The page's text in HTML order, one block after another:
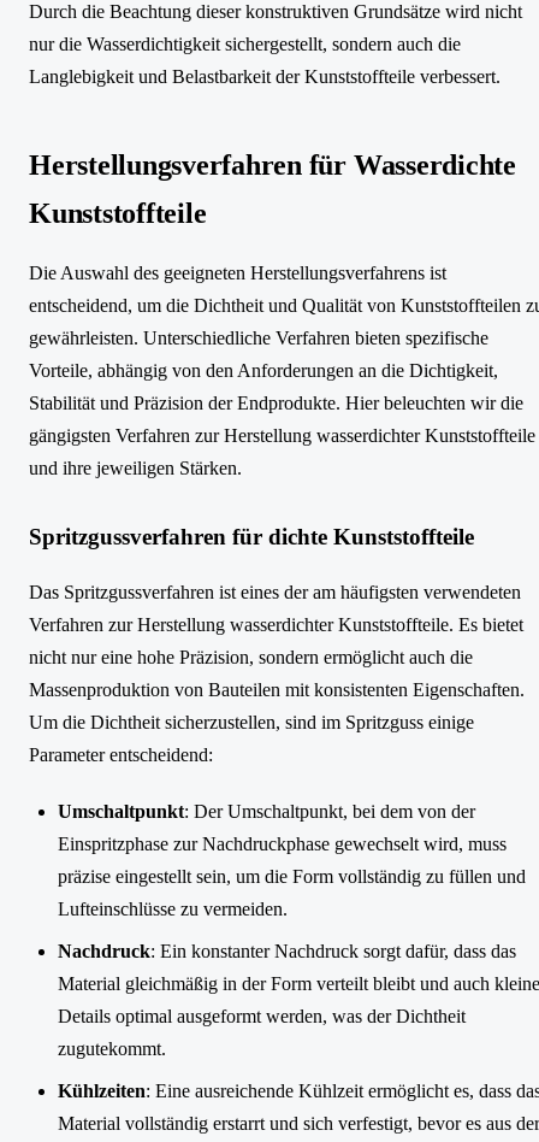
Durch die Beachtung dieser konstruktiven Grundsätze wird nicht
nur die Wasserdichtigkeit sichergestellt, sondern auch die
Langlebigkeit und Belastbarkeit der Kunststoffteile verbessert.
Herstellungsverfahren für Wasserdichte
Kunststoffteile
Die Auswahl des geeigneten Herstellungsverfahrens ist
entscheidend, um die Dichtheit und Qualität von Kunststoffteilen
gewährleisten. Unterschiedliche Verfahren bieten spezifische
Vorteile, abhängig von den Anforderungen an die Dichtigkeit,
Stabilität und Präzision der Endprodukte. Hier beleuchten wir die
gängigsten Verfahren zur Herstellung wasserdichter Kunststoffteile
und ihre jeweiligen Stärken.
Spritzgussverfahren für dichte Kunststoffteile
Das Spritzgussverfahren ist eines der am häufigsten verwendeten
Verfahren zur Herstellung wasserdichter Kunststoffteile. Es bietet
nicht nur eine hohe Präzision, sondern ermöglicht auch die
Massenproduktion von Bauteilen mit konsistenten Eigenschaften.
Um die Dichtheit sicherzustellen, sind im Spritzguss einige
Parameter entscheidend:
Umschaltpunkt: Der Umschaltpunkt, bei dem von der
Einspritzphase zur Nachdruckphase gewechselt wird, muss
präzise eingestellt sein, um die Form vollständig zu füllen und
Lufteinschlüsse zu vermeiden.
Nachdruck: Ein konstanter Nachdruck sorgt dafür, dass das
Material gleichmäßig in der Form verteilt bleibt und auch kleine
Details optimal ausgeformt werden, was der Dichtheit
zugutekommt.
Kühlzeiten: Eine ausreichende Kühlzeit ermöglicht es, dass
Material vollständig erstarrt und sich verfestigt, bevor es aus der